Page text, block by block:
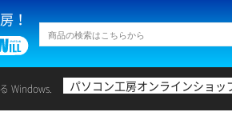
！
Windows. パソコン工房オンラインショ